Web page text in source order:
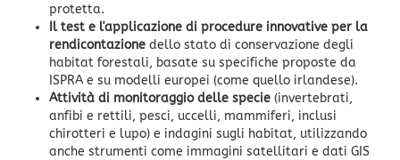
protetta.
Il test e l'applicazione di procedure innovative per la
rendicontazione dello stato di conservazione degli
habitat forestali, basate su specifiche proposte da
ISPRA e su modelli europei (come quello irlandese).
Attività di monitoraggio delle specie (invertebrati,
anfibi e rettili, pesci, uccelli, mammiferi, inclusi
chirotteri e lupo) e indagini sugli habitat, utilizzando
anche strumenti come immagini satellitari e dati GIS